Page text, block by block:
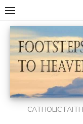
Skip
content
CATHOLIC